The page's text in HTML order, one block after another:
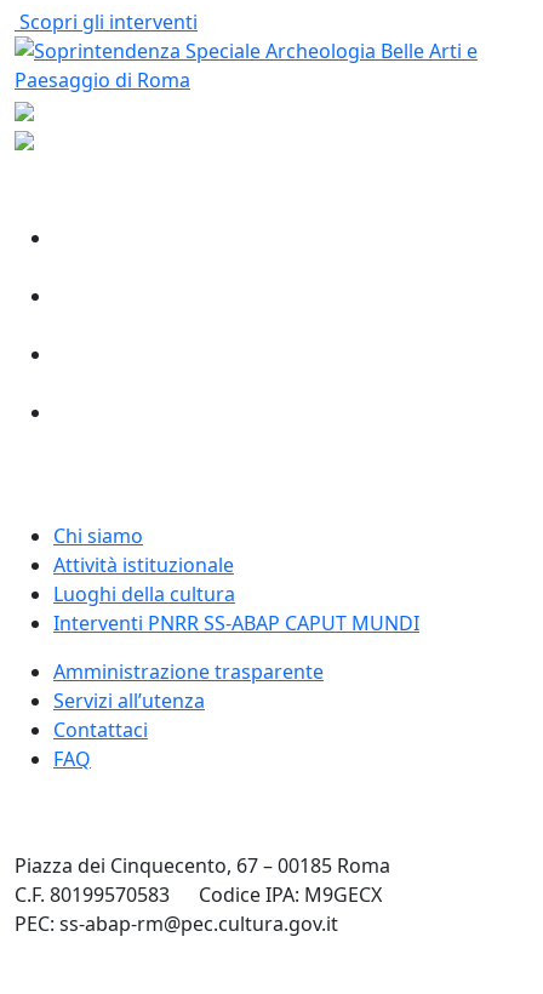
Scopri gli interventi
Chi siamo
Attività istituzionale
Luoghi della cultura
Interventi PNRR SS-ABAP CAPUT MUNDI
Amministrazione trasparente
Servizi all’utenza
Contattaci
FAQ
Piazza dei Cinquecento, 67 – 00185 Roma
C.F. 80199570583
Codice IPA: M9GECX
PEC: ss-abap-rm@pec.cultura.gov.it